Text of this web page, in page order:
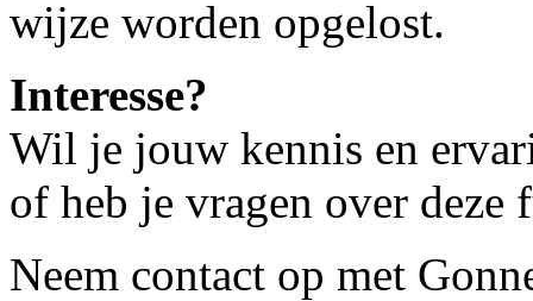
wijze worden opgelost.
Interesse?
Wil je jouw kennis en
of heb je vragen over deze
Neem contact op met